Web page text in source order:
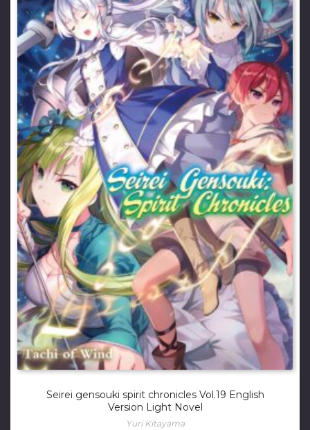
Seirei gensouki spirit chronicles Vol.19 English
Version Light Novel
Yuri Kitayama